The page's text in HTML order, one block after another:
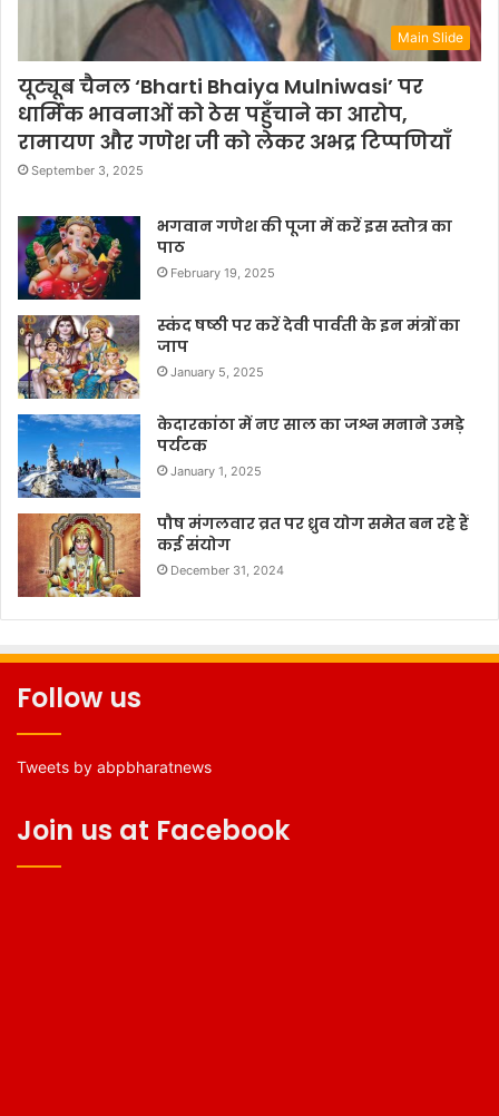
Main Slide
यूट्यूब चैनल ‘Bharti Bhaiya Mulniwasi’ पर
धार्मिक भावनाओं को ठेस पहुँचाने का आरोप,
रामायण और गणेश जी को लेकर अभद्र टिप्पणियाँ
September 3, 2025
भगवान गणेश की पूजा में करें इस स्तोत्र का
पाठ
February 19, 2025
स्कंद षष्ठी पर करें देवी पार्वती के इन मंत्रों का
जाप
January 5, 2025
केदारकांठा में नए साल का जश्न मनाने उमड़े
पर्यटक
January 1, 2025
पौष मंगलवार व्रत पर ध्रुव योग समेत बन रहे हैं
कई संयोग
December 31, 2024
Follow us
Tweets by abpbharatnews
Join us at Facebook